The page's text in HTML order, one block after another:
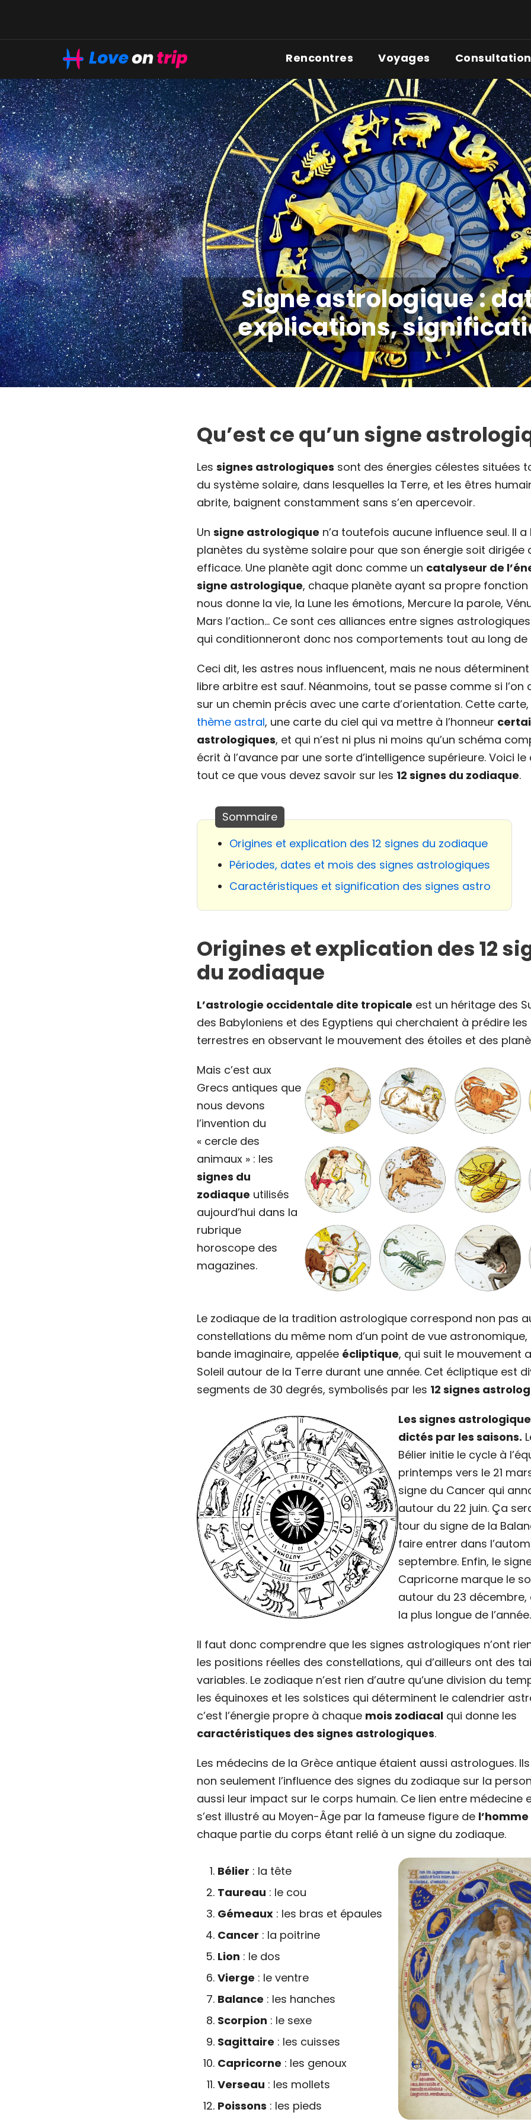
Rencontres Voyages
Signe astrologique :
explications,
Qu’est ce qu’un signe
Les signes astrologiques sont des énergies célestes situées
du système solaire, dans lesquelles la Terre, et les êtres
abrite, baignent constamment sans s’en apercevoir.
Un signe astrologique n’a toutefois aucune influence seul. Il
planètes du système solaire pour que son énergie soit dirigée
efficace. Une planète agit donc comme un catalyseur de
signe astrologique, chaque planète ayant sa propre fonction
nous donne la vie, la Lune les émotions, Mercure la parole,
Mars l’action… Ce sont ces alliances entre signes
qui conditionneront donc nos comportements tout au long de
Ceci dit, les astres nous influencent, mais ne nous
libre arbitre est sauf. Néanmoins, tout se passe comme si l’on
sur un chemin précis avec une carte d’orientation. Cette carte,
thème astral, une carte du ciel qui va mettre à l’honneur
astrologiques, et qui n’est ni plus ni moins qu’un schéma
écrit à l’avance par une sorte d’intelligence supérieure. Voici
tout ce que vous devez savoir sur les 12 signes du zodiaque.
Origines et explication des 12 signes du zodiaque
Périodes, dates et mois des signes astrologiques
Caractéristiques et signification des signes astro
Origines et explication des 12
du zodiaque
L’astrologie occidentale dite tropicale est un héritage des
des Babyloniens et des Egyptiens qui cherchaient à prédire
terrestres en observant le mouvement des étoiles et des
Mais c’est aux
Grecs antiques que
nous devons
l’invention du
« cercle des
animaux » : les
signes du
zodiaque utilisés
aujourd’hui dans la
rubrique
horoscope des
magazines.
Le zodiaque de la tradition astrologique correspond non pas
constellations du même nom d’un point de vue
bande imaginaire, appelée écliptique, qui suit le mouvement
Soleil autour de la Terre durant une année. Cet écliptique est
segments de 30 degrés, symbolisés par les 12 signes
Les signes
dictés par les saisons.
Bélier initie le cycle à
printemps vers le 21
signe du Cancer qui
autour du 22 juin. Ça
tour du signe de la
faire entrer dans
septembre. Enfin, le
Capricorne marque le
autour du 23 décembre,
la plus longue de l’année.
Il faut donc comprendre que les signes astrologiques n’ont
les positions réelles des constellations, qui d’ailleurs ont des
variables. Le zodiaque n’est rien d’autre qu’une division du
les équinoxes et les solstices qui déterminent le calendrier
c’est l’énergie propre à chaque mois zodiacal qui donne les
caractéristiques des signes astrologiques.
Les médecins de la Grèce antique étaient aussi astrologues.
non seulement l’influence des signes du zodiaque sur la
aussi leur impact sur le corps humain. Ce lien entre médecine
s’est illustré au Moyen-Âge par la fameuse figure de
chaque partie du corps étant relié à un signe du zodiaque.
Bélier : la tête
Taureau : le cou
Gémeaux : les bras et épaules
Cancer : la poitrine
Lion : le dos
Vierge : le ventre
Balance : les hanches
Scorpion : le sexe
Sagittaire : les cuisses
Capricorne : les genoux
Verseau : les mollets
Poissons : les pieds